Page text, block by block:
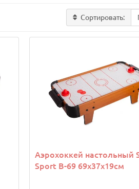
Сортировать:
Аэрохоккей настольный
Sport B-69 69x37x19см